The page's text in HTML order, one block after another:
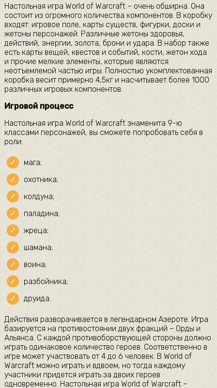
Настольная игра World of Warcraft – очень обширна. Она
состоит из огромного количества компонентов. В коробку
входят: игровое поле, карты существ, фигурки, доски и
жетоны персонажей. Различные жетоны здоровья,
действий, энергии, золота, брони и удара. В набор также
есть карты вещей, квестов и событий, кости, жетон хода
и прочие мелкие элементы, которые являются
неотъемлемой частью игры. Полностью укомплектованная
коробка весит примерно 4,5кг и насчитывает более 1000
различных игровых компонентов.
Игровой процесс
Настольная игра World of Warcraft знаменита 9-ю
классами персонажей, вы сможете попробовать себя в
роли:
мага;
охотника;
колдуна;
паладина;
жреца;
шамана;
воина;
разбойника;
друида.
Действия разворачивается в легендарном Азероте. Игра
базируется на противостоянии двух фракций – Орды и
Альянса. С каждой противоборствующей стороны должно
играть одинаковое количество героев. Соответственно в
игре может участвовать от 4 до 6 человек. В World of
Warcraft можно играть и вдвоем, но тогда каждому
участники придется играть за двоих героев
одновременно. Настольная игра World of Warcraft –